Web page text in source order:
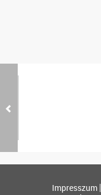
Impresszum